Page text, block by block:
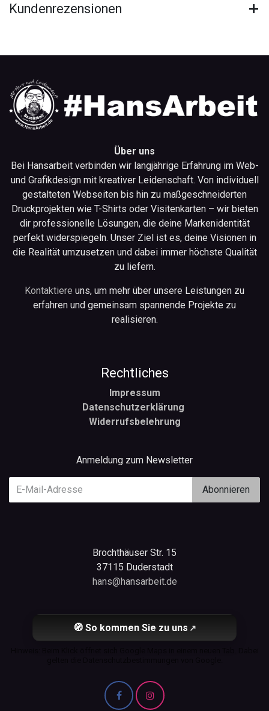
Kundenrezensionen
Rechtliches
Impressum
Datenschutzerklärung
Widerrufsbelehrung
Anmeldung zum Newsletter
Abonnieren
Über uns
Bei Hansarbeit verbinden wir langjährige Erfahrung im Web-
und Grafikdesign mit kreativer Leidenschaft. Von individuell
gestalteten Webseiten bis hin zu maßgeschneiderten
Druckprojekten wie T-Shirts oder Visitenkarten – wir bieten
dir professionelle Lösungen, die deine Markenidentität
perfekt widerspiegeln. Unser Ziel ist es, deine Visionen in
die Realität umzusetzen und dabei immer höchste Qualität
zu liefern.
Kontaktiere uns, um mehr über unsere Leistungen zu
erfahren und gemeinsam spannende Projekte zu
realisieren.
Brochthäuser Str. 15
37115 Duderstadt
hans@hansarbeit.de
🧭 So kommen Sie zu uns ↗